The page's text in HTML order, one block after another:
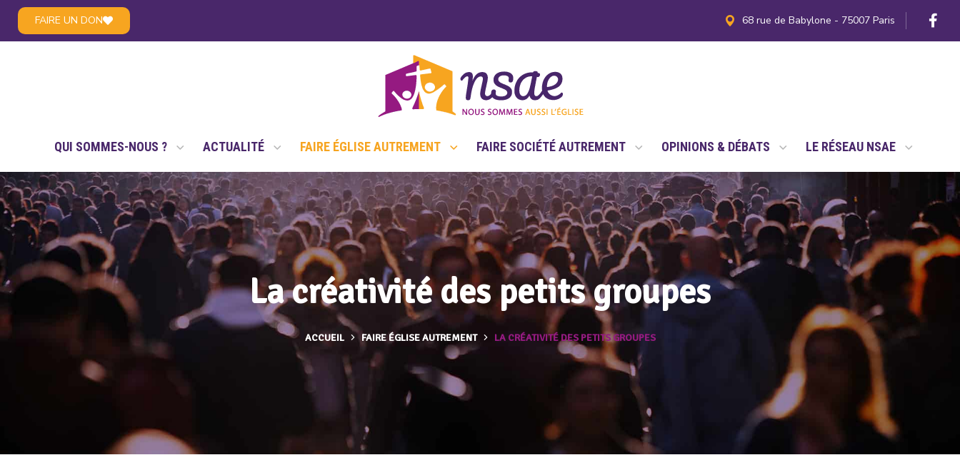
FAIRE UN DON 68 rue de Babylone - 75007 Paris
QUI SOMMES-NOUS ? ACTUALITÉ FAIRE ÉGLISE AUTREMENT FAIRE SOCIÉTÉ AUTREMENT OPINIONS & DÉBATS LE RÉSEAU NSAE
LE RÉSEAU NSAE
La créativité des petits groupes
ACCUEIL FAIRE ÉGLISE AUTREMENT LA CRÉATIVITÉ DES PETITS GROUPES